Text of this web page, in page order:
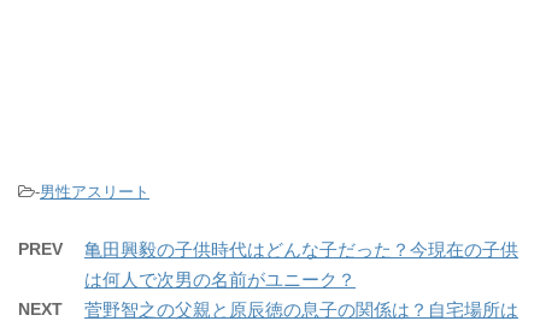
-男性アスリート
PREV
亀田興毅の子供時代はどんな子だった？今現在の子供
は何人で次男の名前がユニーク？
NEXT
菅野智之の父親と原辰徳の息子の関係は？自宅場所は